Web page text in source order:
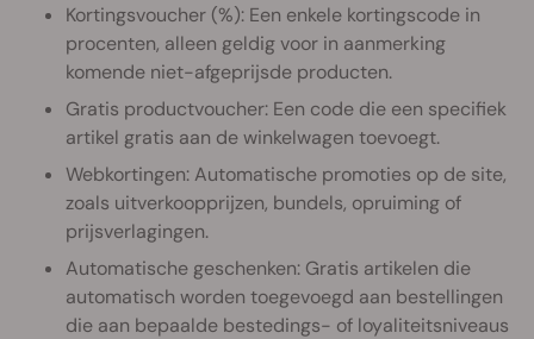
Kortingsvoucher (%): Een enkele kortingscode in
procenten, alleen geldig voor in aanmerking
komende niet-afgeprijsde producten.
Gratis productvoucher: Een code die een specifiek
artikel gratis aan de winkelwagen toevoegt.
Webkortingen: Automatische promoties op de site,
zoals uitverkoopprijzen, bundels, opruiming of
prijsverlagingen.
Automatische geschenken: Gratis artikelen die
automatisch worden toegevoegd aan bestellingen
die aan bepaalde bestedings- of loyaliteitsniveaus